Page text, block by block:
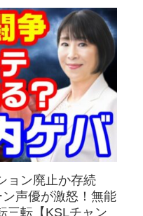
ョン廃止か存続
声優が激怒！無能
三転【KSLチャン